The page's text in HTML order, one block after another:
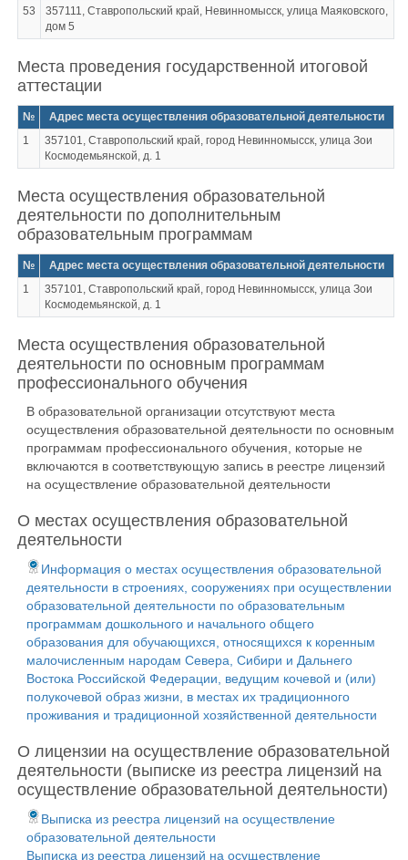
53
357111, Ставропольский край, Невинномысск, улица Маяковского,
дом 5
Места проведения государственной итоговой
аттестации
№
Адрес места осуществления образовательной деятельности
1
357101, Ставропольский край, город Невинномысск, улица Зои
Космодемьянской, д. 1
Места осуществления образовательной
деятельности по дополнительным
образовательным программам
№
Адрес места осуществления образовательной деятельности
1
357101, Ставропольский край, город Невинномысск, улица Зои
Космодемьянской, д. 1
Места осуществления образовательной
деятельности по основным программам
профессионального обучения
В образовательной организации отсутствуют места
осуществления образовательной деятельности по основным
программам профессионального обучения, которые не
включаются в соответствующую запись в реестре лицензий
на осуществление образовательной деятельности
О местах осуществления образовательной
деятельности
Информация о местах осуществления образовательной
деятельности в строениях, сооружениях при осуществлении
образовательной деятельности по образовательным
программам дошкольного и начального общего
образования для обучающихся, относящихся к коренным
малочисленным народам Севера, Сибири и Дальнего
Востока Российской Федерации, ведущим кочевой и (или)
полукочевой образ жизни, в местах их традиционного
проживания и традиционной хозяйственной деятельности
О лицензии на осуществление образовательной
деятельности (выписке из реестра лицензий на
осуществление образовательной деятельности)
Выписка из реестра лицензий на осуществление
образовательной деятельности
Выписка из реестра лицензий на осуществление